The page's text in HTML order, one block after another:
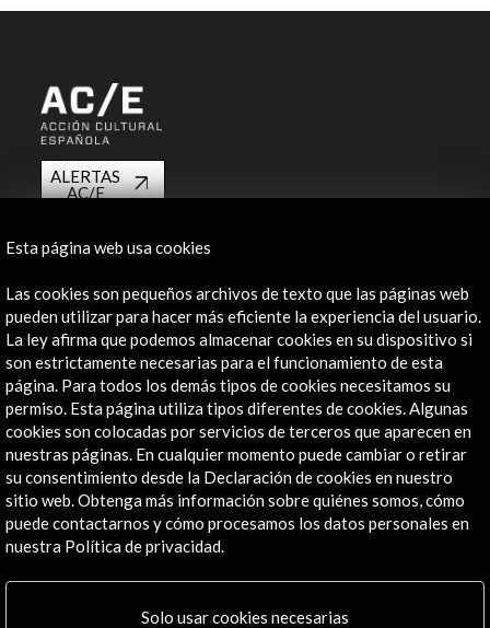
ALERTAS
AC/E
Contacta
info@accioncultural.es
+34 91 700 4000
José Abascal, 4 - 4º
28003 Madrid, España
Canales de contacto
Explora
Institucional
Actividades
Esta página web usa cookies
Las cookies son pequeños archivos de texto que las páginas web
pueden utilizar para hacer más eficiente la experiencia del usuario.
La ley afirma que podemos almacenar cookies en su dispositivo si
son estrictamente necesarias para el funcionamiento de esta
página. Para todos los demás tipos de cookies necesitamos su
permiso. Esta página utiliza tipos diferentes de cookies. Algunas
cookies son colocadas por servicios de terceros que aparecen en
nuestras páginas. En cualquier momento puede cambiar o retirar
su consentimiento desde la Declaración de cookies en nuestro
sitio web. Obtenga más información sobre quiénes somos, cómo
puede contactarnos y cómo procesamos los datos personales en
nuestra Política de privacidad.
Solo usar cookies necesarias